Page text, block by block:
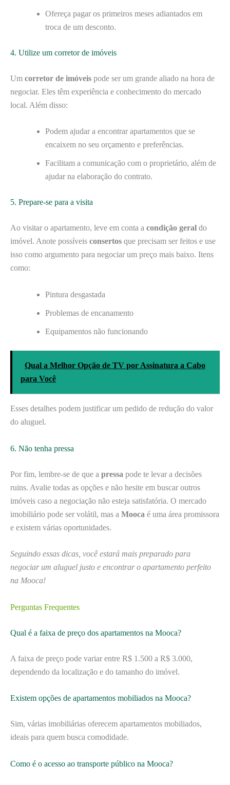
Ofereça pagar os primeiros meses adiantados em
troca de um desconto.
4. Utilize um corretor de imóveis
Um corretor de imóveis pode ser um grande aliado na hora de
negociar. Eles têm experiência e conhecimento do mercado
local. Além disso:
Podem ajudar a encontrar apartamentos que se
encaixem no seu orçamento e preferências.
Facilitam a comunicação com o proprietário, além de
ajudar na elaboração do contrato.
5. Prepare-se para a visita
Ao visitar o apartamento, leve em conta a condição geral do
imóvel. Anote possíveis consertos que precisam ser feitos e use
isso como argumento para negociar um preço mais baixo. Itens
como:
Pintura desgastada
Problemas de encanamento
Equipamentos não funcionando
Qual a Melhor Opção de TV por Assinatura a Cabo
para Você
Esses detalhes podem justificar um pedido de redução do valor
do aluguel.
6. Não tenha pressa
Por fim, lembre-se de que a pressa pode te levar a decisões
ruins. Avalie todas as opções e não hesite em buscar outros
imóveis caso a negociação não esteja satisfatória. O mercado
imobiliário pode ser volátil, mas a Mooca é uma área promissora
e existem várias oportunidades.
Seguindo essas dicas, você estará mais preparado para
negociar um aluguel justo e encontrar o apartamento perfeito
na Mooca!
Perguntas Frequentes
Qual é a faixa de preço dos apartamentos na Mooca?
A faixa de preço pode variar entre R$ 1.500 a R$ 3.000,
dependendo da localização e do tamanho do imóvel.
Existem opções de apartamentos mobiliados na Mooca?
Sim, várias imobiliárias oferecem apartamentos mobiliados,
ideais para quem busca comodidade.
Como é o acesso ao transporte público na Mooca?